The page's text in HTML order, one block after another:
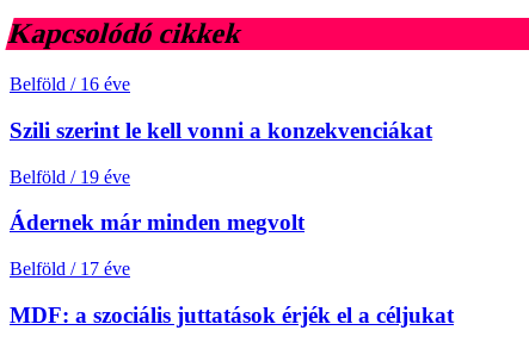
Kapcsolódó cikkek
Belföld / 16 éve
Szili szerint le kell vonni a konzekvenciákat
Belföld / 19 éve
Ádernek már minden megvolt
Belföld / 17 éve
MDF: a szociális juttatások érjék el a céljukat